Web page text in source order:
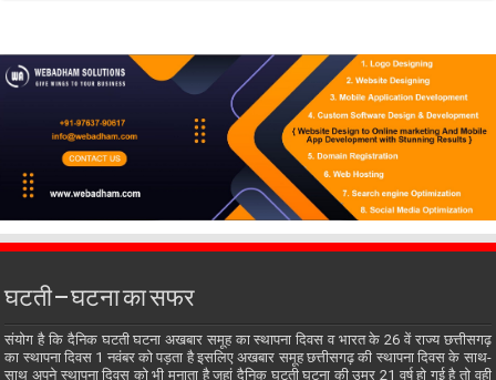
घटती – घटना का सफर
संयोग है कि दैनिक घटती घटना अखबार समूह का स्थापना दिवस व भारत के 26 वें राज्य छत्तीसगढ़
का स्थापना दिवस 1 नवंबर को पड़ता है इसलिए अखबार समूह छत्तीसगढ़ की स्थापना दिवस के साथ-
साथ अपने स्थापना दिवस को भी मनाता है जहां दैनिक घटती घटना की उम्र 21 वर्ष हो गई है तो वही